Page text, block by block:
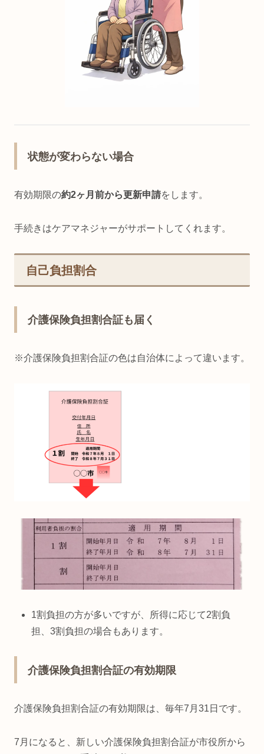
状態が変わらない場合
有効期限の約2ヶ月前から更新申請をします。
手続きはケアマネジャーがサポートしてくれます。
自己負担割合
介護保険負担割合証も届く
※介護保険負担割合証の色は自治体によって違います。
1割負担の方が多いですが、所得に応じて2割負
担、3割負担の場合もあります。
介護保険負担割合証の有効期限
介護保険負担割合証の有効期限は、毎年7月31日です。
7月になると、新しい介護保険負担割合証が市役所から